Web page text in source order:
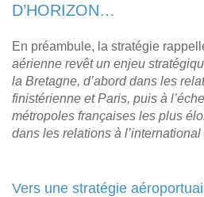
D’HORIZON…
En préambule, la stratégie
aérienne revêt un enjeu
la Bretagne, d’abord dans les
finistérienne et Paris, puis à
métropoles françaises les plus
dans les relations à l’international
Vers une stratégie